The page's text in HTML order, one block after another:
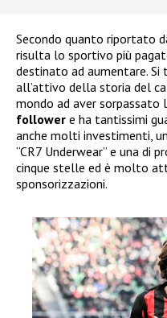
Secondo quanto riportato
risulta lo sportivo più
destinato ad aumentare.
all’attivo della storia del
mondo ad aver sorpassato
follower e ha tantissimi
anche molti investimenti,
“CR7 Underwear” e una di
cinque stelle ed è molto
sponsorizzazioni.